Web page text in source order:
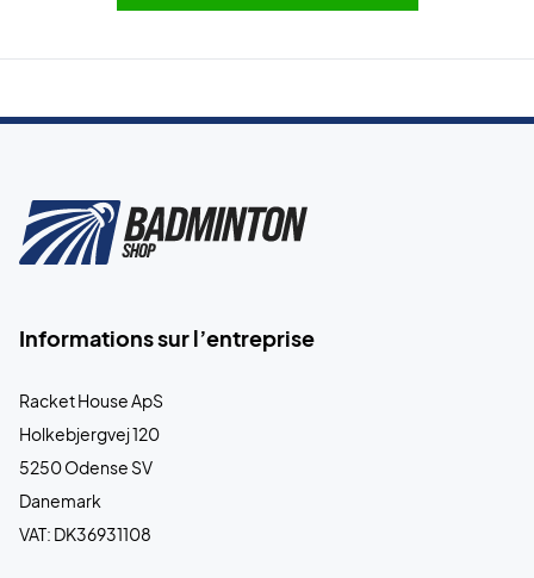
Informations sur l’entreprise
Racket House ApS
Holkebjergvej 120
5250 Odense SV
Danemark
VAT: DK36931108